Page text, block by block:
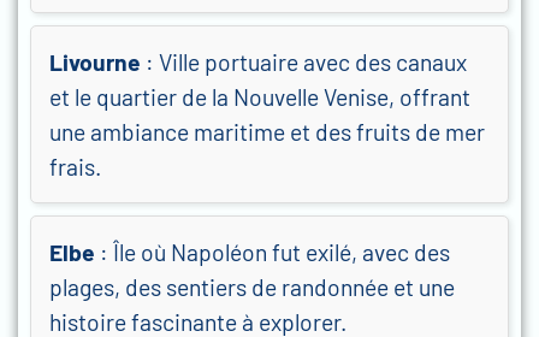
Livourne : Ville portuaire avec des canaux
et le quartier de la Nouvelle Venise, offrant
une ambiance maritime et des fruits de mer
frais.
Elbe : Île où Napoléon fut exilé, avec des
plages, des sentiers de randonnée et une
histoire fascinante à explorer.